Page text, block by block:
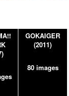
GOKAIGER
(2011)
80 images